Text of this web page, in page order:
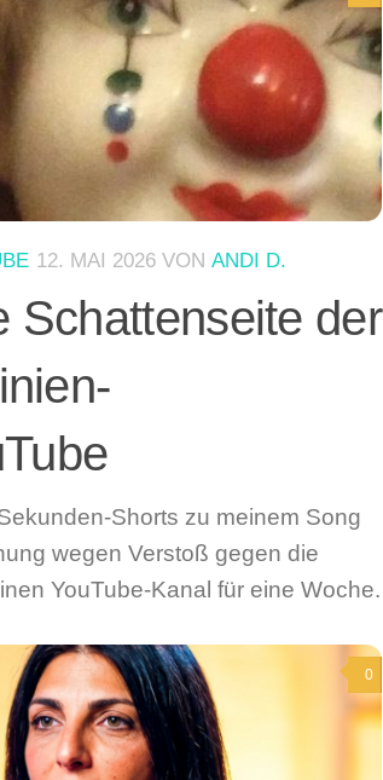
12. MAI 2026 VON ANDI D.
Schattenseite der
Shorts zu meinem Song
wegen Verstoß gegen die
YouTube-Kanal für eine Woche.
0